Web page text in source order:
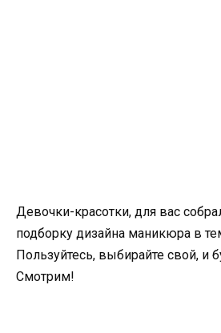
Девочки-красотки, для вас
подборку дизайна маникюра в
Пользуйтесь, выбирайте свой, и
Смотрим!